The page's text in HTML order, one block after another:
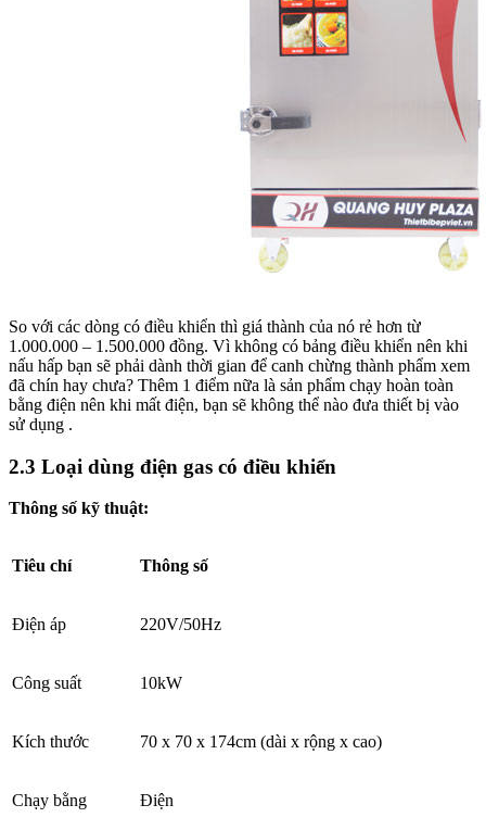
So với các dòng có điều khiển thì giá thành của nó rẻ hơn từ
1.000.000 – 1.500.000 đồng. Vì không có bảng điều khiển nên khi
nấu hấp bạn sẽ phải dành thời gian để canh chừng thành phẩm xem
đã chín hay chưa? Thêm 1 điểm nữa là sản phẩm chạy hoàn toàn
bằng điện nên khi mất điện, bạn sẽ không thể nào đưa thiết bị vào
sử dụng .
2.3 Loại dùng điện gas có điều khiển
Thông số kỹ thuật:
Tiêu chí Thông số
Điện áp 220V/50Hz
Công suất 10kW
Kích thước 70 x 70 x 174cm (dài x rộng x cao)
Chạy bằng Điện